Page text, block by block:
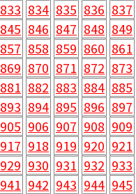
833 834 835 836 837
845 846 847 848 849
857 858 859 860 861
869 870 871 872 873
881 882 883 884 885
893 894 895 896 897
905 906 907 908 909
917 918 919 920 921
929 930 931 932 933
941 942 943 944 945